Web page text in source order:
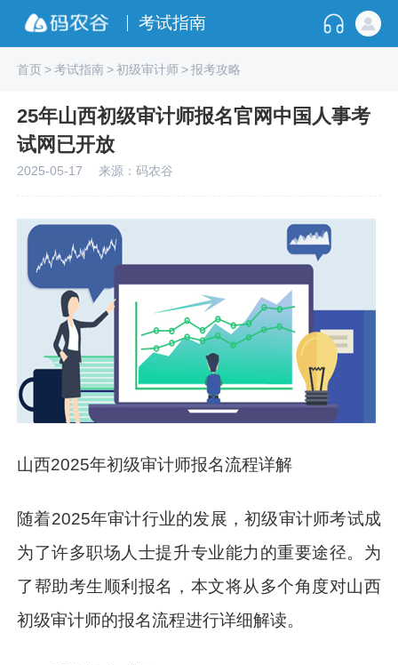
考试指南
首页>考试指南>初级审计师>报考攻略
25年山西初级审计师报名官网中国人事考
试网已开放
2025-05-17 来源：码农谷
山西2025年初级审计师报名流程详解
随着2025年审计行业的发展，初级审计师考试成
为了许多职场人士提升专业能力的重要途径。为
了帮助考生顺利报名，本文将从多个角度对山西
初级审计师的报名流程进行详细解读。